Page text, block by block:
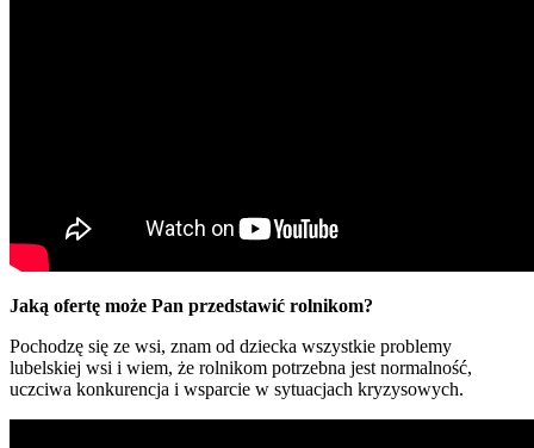
Jaką ofertę może Pan przedstawić rolnikom?
Pochodzę się ze wsi, znam od dziecka wszystkie problemy
lubelskiej wsi i wiem, że rolnikom potrzebna jest normalność,
uczciwa konkurencja i wsparcie w sytuacjach kryzysowych.